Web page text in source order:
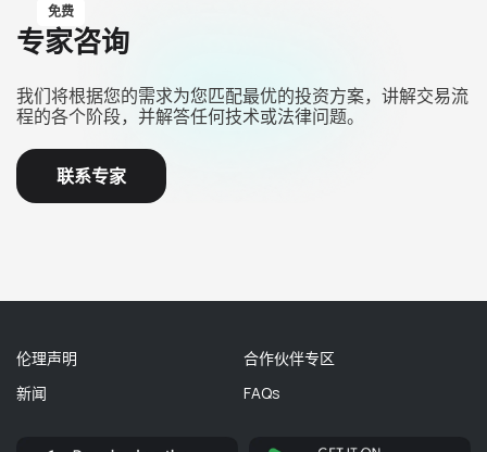
免费
专家咨询
我们将根据您的需求为您匹配最优的投资方案，讲解交易流
程的各个阶段，并解答任何技术或法律问题。
联系专家
伦理声明
新闻
合作伙伴专区
FAQs